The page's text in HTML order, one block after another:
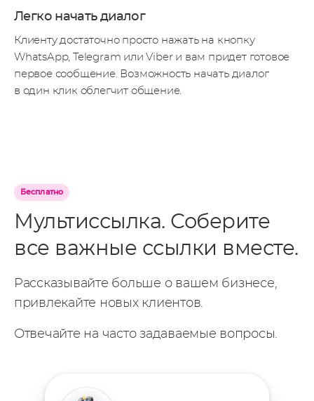
Легко начать диалог
Клиенту достаточно просто нажать на кнопку
WhatsApp, Telegram или Viber и вам придет готовое
первое сообщение. Возможность начать диалог
в один клик облегчит общение.
Бесплатно
Мультиссылка. Соберите
все важные ссылки вместе.
Рассказывайте больше о вашем бизнесе,
привлекайте новых клиентов.
Отвечайте на часто задаваемые вопросы.